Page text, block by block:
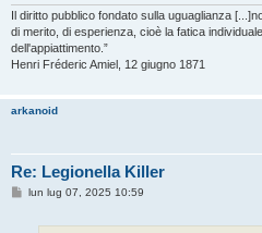
Il diritto pubblico fondato sulla uguaglianza
di merito, di esperienza, cioè la fatica
dell'appiattimento.”
Henri Fréderic Amiel, 12 giugno 1871
arkanoid
Re: Legionella Killer
Mlun lug 07, 2025 10:59